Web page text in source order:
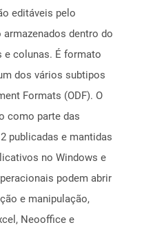
editáveis ​​pelo
dentro do
e colunas. É formato
dos vários subtipos
Formats (ODF). O
como parte das
publicadas e mantidas
no Windows e
podem abrir
e manipulação,
Neooffice e